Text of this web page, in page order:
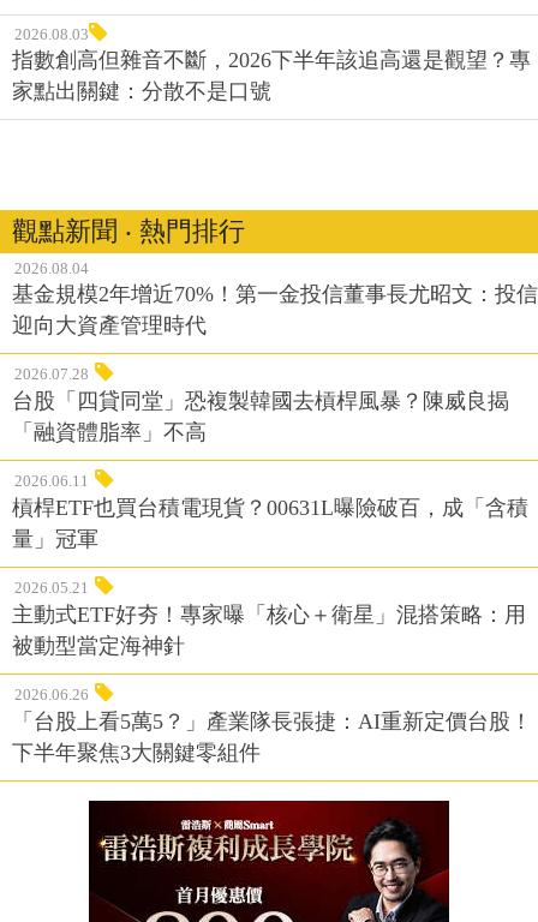
2026.08.03
指數創高但雜音不斷，2026下半年該追高還是觀望？專
家點出關鍵：分散不是口號
觀點新聞 ‧ 熱門排行
2026.08.04
基金規模2年增近70%！第一金投信董事長尤昭文：投信
迎向大資產管理時代
2026.07.28
台股「四貸同堂」恐複製韓國去槓桿風暴？陳威良揭
「融資體脂率」不高
2026.06.11
槓桿ETF也買台積電現貨？00631L曝險破百，成「含積
量」冠軍
2026.05.21
主動式ETF好夯！專家曝「核心＋衛星」混搭策略：用
被動型當定海神針
2026.06.26
「台股上看5萬5？」產業隊長張捷：AI重新定價台股！
下半年聚焦3大關鍵零組件